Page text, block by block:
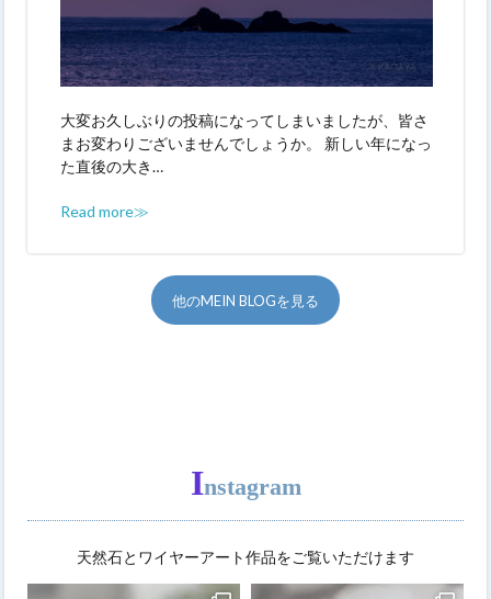
大変お久しぶりの投稿になってしまいましたが、皆さ
まお変わりございませんでしょうか。 新しい年になっ
た直後の大き…
Read more≫
他のMEIN BLOGを見る
Instagram
天然石とワイヤーアート作品をご覧いただけます